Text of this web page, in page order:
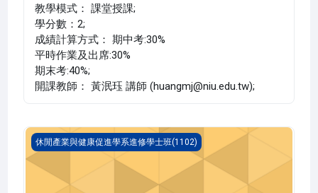
教學模式： 課堂授課;
學分數：2;
成績計算方式： 期中考:30%
平時作業及出席:30%
期末考:40%;
開課教師： 黃泯珏 講師 (huangmj@niu.edu.tw);
經濟學原理 二(1102_C1LH010049A)
休閒產業與健康促進學系進修學士班(1102)